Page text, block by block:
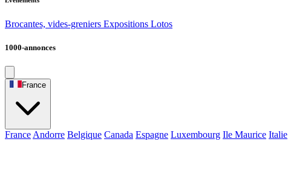
Brocantes, vides-greniers Expositions Lotos
1000-annonces
France
France Andorre Belgique Canada Espagne Luxembourg Ile Maurice Italie